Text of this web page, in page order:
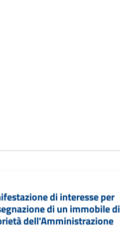
di interesse per
di un immobile di
dell'Amministrazione